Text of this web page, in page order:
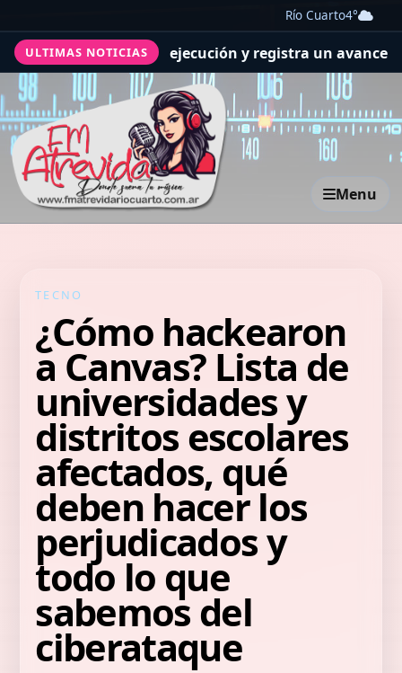
Río Cuarto4°
ULTIMAS NOTICIAS
de ejecución y registra un avance general del
Menu
TECNO
¿Cómo hackearon
a Canvas? Lista de
universidades y
distritos escolares
afectados, qué
deben hacer los
perjudicados y
todo lo que
sabemos del
ciberataque